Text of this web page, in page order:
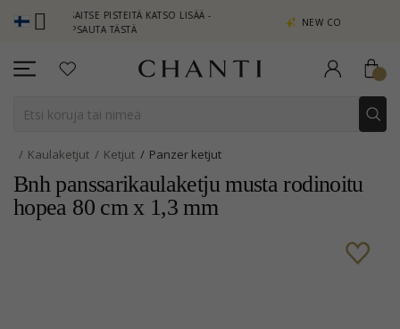
PISTEITÄ KATSO LISÄÄ -
TÄSTÄ
NEW COLLECTION | AURA
Kaulaketjut Ketjut Panzer ketjut
Bnh panssarikaulaketju musta rodinoitu
hopea 80 cm x 1,3 mm